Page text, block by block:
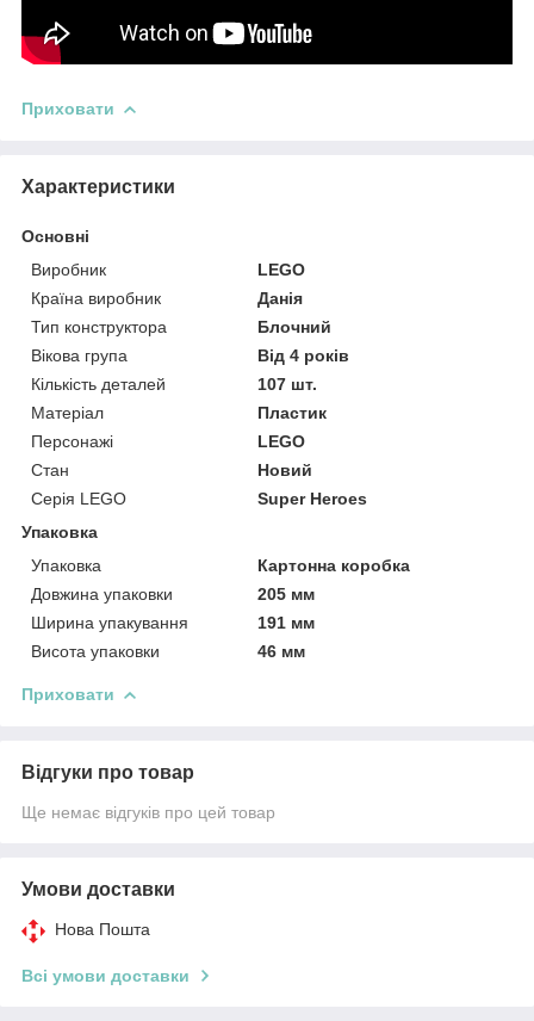
Приховати
Характеристики
Основні
Виробник
LEGO
Країна виробник
Данія
Тип конструктора
Блочний
Вікова група
Від 4 років
Кількість деталей
107 шт.
Матеріал
Пластик
Персонажі
LEGO
Стан
Новий
Серія LEGO
Super Heroes
Упаковка
Упаковка
Картонна коробка
Довжина упаковки
205 мм
Ширина упакування
191 мм
Висота упаковки
46 мм
Приховати
Відгуки про товар
Ще немає відгуків про цей товар
Умови доставки
Нова Пошта
Всі умови доставки